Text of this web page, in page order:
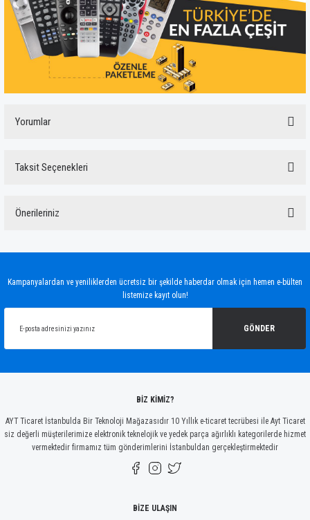
Yorumlar
Taksit Seçenekleri
Önerileriniz
Ürün açıklamasında eksik bilgiler bulunuyor.
Gönder
Kampanyalardan ve yeniliklerden ücretsiz bir şekilde haberdar olmak için hemen e-bülten
listemize kayıt olun!
GÖNDER
BİZ KİMİZ?
AYT Ticaret İstanbulda Bir Teknoloji Mağazasıdır 10 Yıllık e-ticaret tecrübesi ile Ayt Ticaret
siz değerli müşterilerimize elektronik teknelojik ve yedek parça ağırlıklı kategorilerde hizmet
vermektedir firmamız tüm gönderimlerini İstanbuldan gerçekleştirmektedir
BİZE ULAŞIN